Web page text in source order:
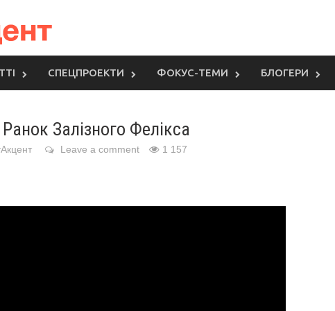
СПЕЦПРОЕКТИ ФОКУС-ТЕМИ БЛОГЕРИ
Залізного Фелікса
Leave a comment 1 157